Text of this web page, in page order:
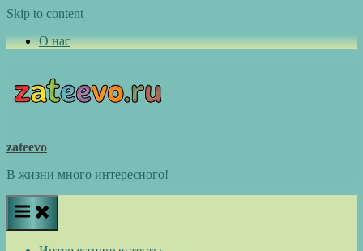
Skip to content
О нас
zateevo
В жизни много интересного!